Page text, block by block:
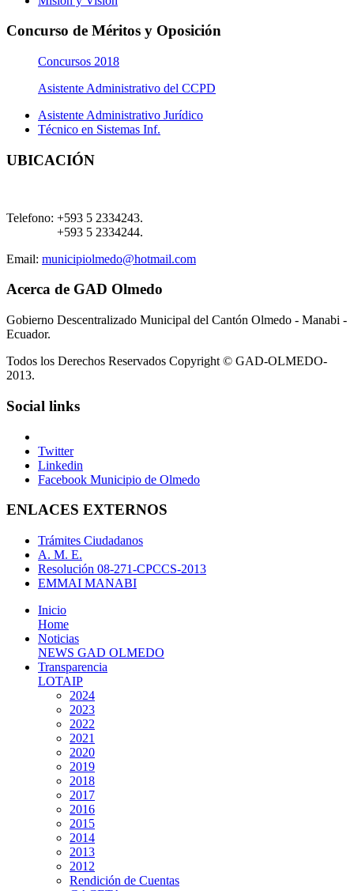
Concurso de Méritos y Oposición
Concursos 2018
Asistente Administrativo del CCPD
Asistente Administrativo Jurídico
Técnico en Sistemas Inf.
UBICACIÓN
Telefono: +593 5 2334243.
+593 5 2334244.
Email: municipiolmedo@hotmail.com
Acerca de GAD Olmedo
Gobierno Descentralizado Municipal del Cantón Olmedo - Manabi -
Ecuador.
Todos los Derechos Reservados Copyright © GAD-OLMEDO-
2013.
Social links
Twitter
Linkedin
Facebook Municipio de Olmedo
ENLACES EXTERNOS
Trámites Ciudadanos
A. M. E.
Resolución 08-271-CPCCS-2013
EMMAI MANABI
Inicio
Home
Noticias
NEWS GAD OLMEDO
Transparencia
LOTAIP
2024
2023
2022
2021
2020
2019
2018
2017
2016
2015
2014
2013
2012
Rendición de Cuentas